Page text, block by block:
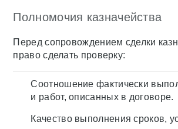
Полномочия казначейства
Перед сопровождением сделки
право сделать проверку:
Соотношение фактически
и работ, описанных в договоре.
Качество выполнения сроков,